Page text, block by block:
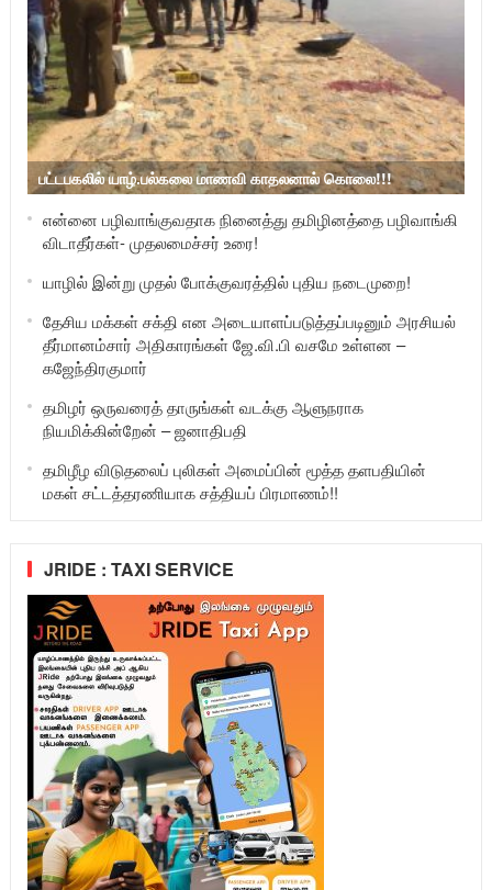
பட்டபகலில் யாழ்.பல்கலை மாணவி காதலனால் கொலை!!!
என்னை பழிவாங்குவதாக நினைத்து தமிழினத்தை பழிவாங்கி
விடாதீர்கள்- முதலமைச்சர் உரை!
யாழில் இன்று முதல் போக்குவரத்தில் புதிய நடைமுறை!
தேசிய மக்கள் சக்தி என அடையாளப்படுத்தப்படினும் அரசியல்
தீர்மானம்சார் அதிகாரங்கள் ஜே.வி.பி வசமே உள்ளன –
கஜேந்திரகுமார்
தமிழர் ஒருவரைத் தாருங்கள் வடக்கு ஆளுநராக
நியமிக்கின்றேன் – ஜனாதிபதி
தமிழீழ விடுதலைப் புலிகள் அமைப்பின் மூத்த தளபதியின்
மகள் சட்டத்தரணியாக சத்தியப் பிரமாணம்!!
JRIDE : TAXI SERVICE